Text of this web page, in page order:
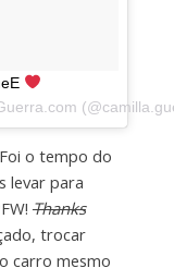
o tempo do
levar para
Thanks
trocar
carro mesmo